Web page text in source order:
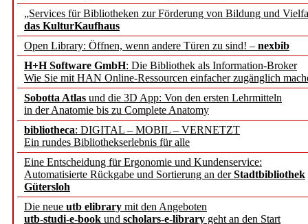
„Services für Bibliotheken zur Förderung von Bildung und
das KulturKaufhaus
Open Library: Öffnen, wenn andere Türen zu sind! – nexbib
H+H Software GmbH: Die Bibliothek als Information-Broker
Wie Sie mit HAN Online-Ressourcen einfacher zugänglich
Sobotta Atlas und die 3D App: Von den ersten Lehrmitteln
in der Anatomie bis zu Complete Anatomy
bibliotheca: DIGITAL – MOBIL – VERNETZT
Ein rundes Bibliothekserlebnis für alle
Eine Entscheidung für Ergonomie und Kundenservice:
Automatisierte Rückgabe und Sortierung an derStadtbibliothek
Gütersloh
Die neue utb elibrary mit den Angeboten
utb-studi-e-book und scholars-e-library geht an den Start
Mohr Siebeck
und die Zeitschrift für
Francke Attempto
EBSCO Information
Recherchefunktionen in
Sorbisches Institut neu
Geschichte und